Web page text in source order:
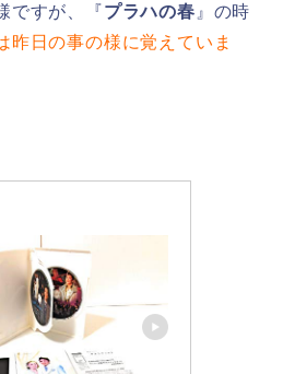
ですが、『プラハの春 』の時
昨日の事の様に覚えていま